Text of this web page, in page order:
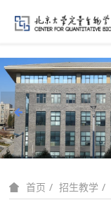
首页 招生教学